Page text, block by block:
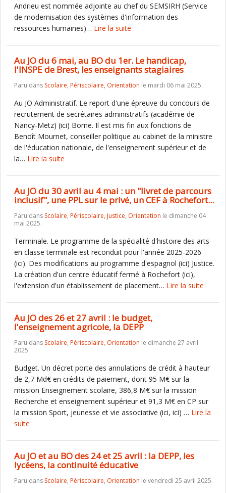
Andrieu est nommée adjointe au chef du SEMSIRH (Service
de modernisation des systèmes d'information des
ressources humaines)… Lire la suite
Au JO du 6 mai, au BO du 1er. Le handicap,
l'INSPE de Brest, les enseignants stagiaires
Paru dans Scolaire, Périscolaire, Orientation le mardi 06 mai 2025.
Au JO Administratif. Le report d'une épreuve du concours de
recrutement de secrétaires administratifs (académie de
Nancy-Metz) (ici) Borne. Il est mis fin aux fonctions de
Benoît Mournet, conseiller politique au cabinet de la ministre
de l'éducation nationale, de l'enseignement supérieur et de
la… Lire la suite
Au JO du 30 avril au 4 mai : un "livret de parcours
inclusif", une PPL sur le privé, un CEF à Rochefort...
Paru dans Scolaire, Périscolaire, Justice, Orientation le dimanche 04
mai 2025.
Terminale. Le programme de la spécialité d'histoire des arts
en classe terminale est reconduit pour l'année 2025-2026
(ici). Des modifications au programme d'espagnol (ici) Justice.
La création d'un centre éducatif fermé à Rochefort (ici),
l'extension d'un établissement de placement… Lire la suite
Au JO des 26 et 27 avril : le budget,
l'enseignement agricole, la DEPP
Paru dans Scolaire, Périscolaire, Orientation le dimanche 27 avril
2025.
Budget. Un décret porte des annulations de crédit à hauteur
de 2,7 Md€ en crédits de paiement, dont 95 M€ sur la
mission Enseignement scolaire, 386,8 M€ sur la mission
Recherche et enseignement supérieur et 91,3 M€ en CP sur
la mission Sport, jeunesse et vie associative (ici, ici) … Lire la
suite
Au JO et au BO des 24 et 25 avril : la DEPP, les
lycéens, la continuité éducative
Paru dans Scolaire, Périscolaire, Orientation le vendredi 25 avril 2025.